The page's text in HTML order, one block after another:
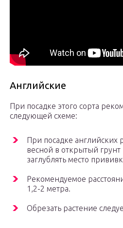
Английские
При посадке этого сорта
следующей схеме:
При посадке английских
весной в открытый
заглублять место
Рекомендуемое
1,2-2 метра.
Обрезать растение